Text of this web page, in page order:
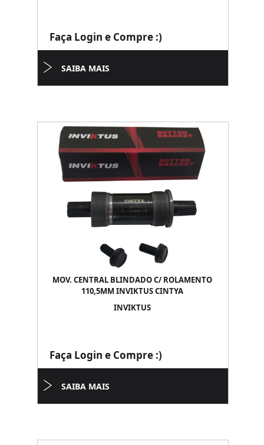
Faça Login e Compre :)
SAIBA MAIS
MOV. CENTRAL BLINDADO C/ ROLAMENTO
110,5MM INVIKTUS CINTYA
INVIKTUS
Faça Login e Compre :)
SAIBA MAIS